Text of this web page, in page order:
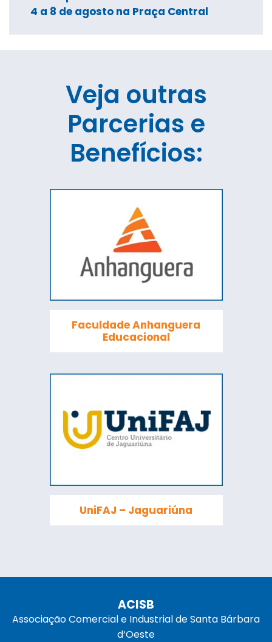
4 a 8 de agosto na Praça Central
Veja outras
Parcerias e
Benefícios:
Faculdade Anhanguera
Educacional
UniFAJ – Jaguariúna
ACISB
Associação Comercial e Industrial de Santa Bárbara
d‘Oeste